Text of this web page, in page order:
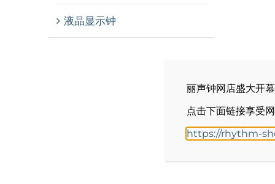
液晶显示钟
丽声钟网店盛大开
点击下面链接享受
https://rhythm-